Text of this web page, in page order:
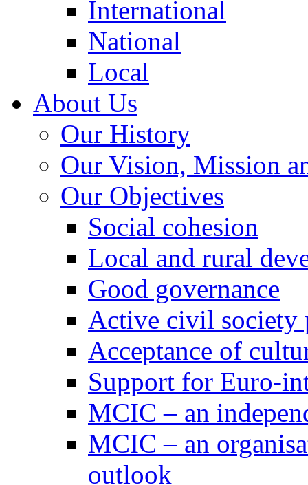
International
National
Local
About Us
Our History
Our Vision, Mission
Our Objectives
Social cohesion
Local and rural
Good governance
Active civil society
Acceptance of
Support for Euro-
MCIC – an
MCIC – an
outlook